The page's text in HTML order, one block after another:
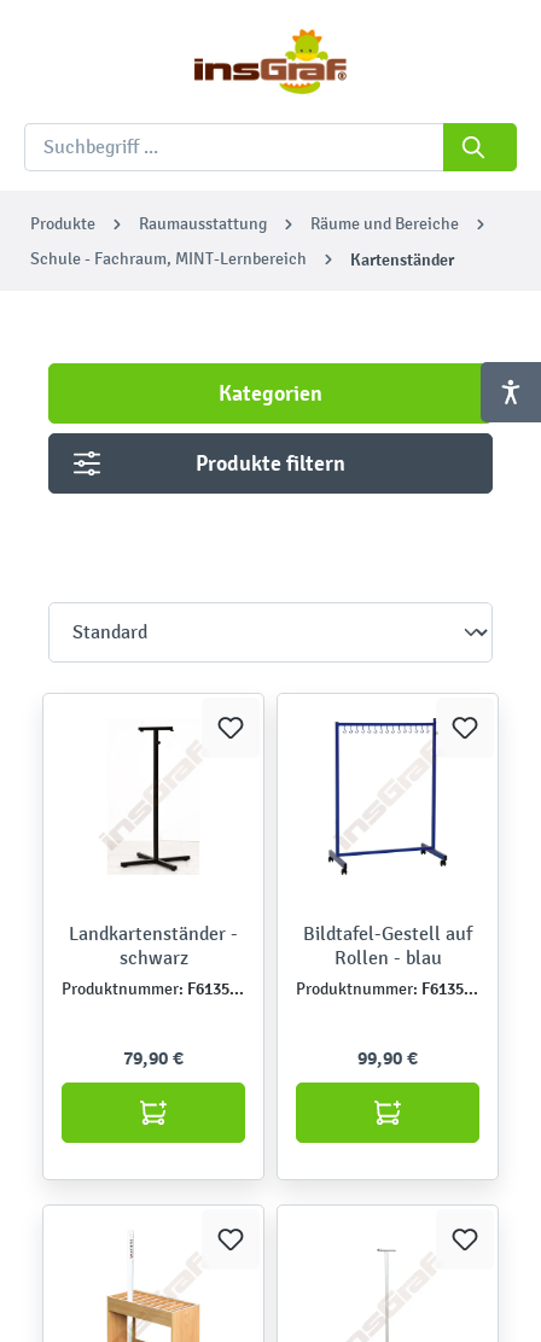
Produkte Raumausstattung
Räume und Bereiche
Schule - Fachraum, MINT-Lernbereich
Kartenständer
Kategorien
Produkte filtern
Landkartenständer -
schwarz
Produktnummer: F613503-0-05
79,90 €
Bildtafel-Gestell auf
Rollen - blau
Produktnummer: F613504-0-02
99,90 €